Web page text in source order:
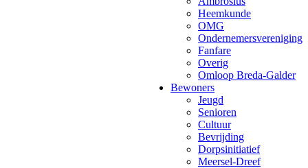
Heemkunde
OMG
Ondernemersvereniging
Fanfare
Overig
Omloop Breda-Galder
Bewoners
Jeugd
Senioren
Cultuur
Bevrijding
Dorpsinitiatief
Meersel-Dreef